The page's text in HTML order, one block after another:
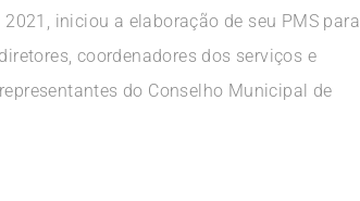
iniciou a elaboração de seu PMS para
coordenadores dos serviços e
do Conselho Municipal de